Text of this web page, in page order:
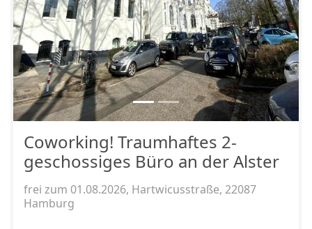
Coworking! Traumhaftes 2-
geschossiges Büro an der Alster
frei zum 01.08.2026, Hartwicusstraße, 22087
Hamburg